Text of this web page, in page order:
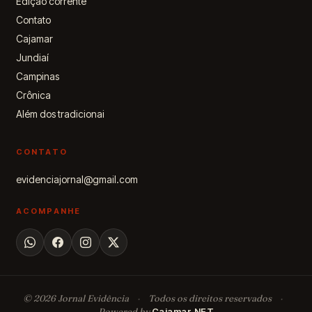
Contato
Cajamar
Jundiaí
Campinas
Crônica
Além dos tradicionai
CONTATO
evidenciajornal@gmail.com
ACOMPANHE
© 2026 Jornal Evidência · Todos os direitos reservados
·